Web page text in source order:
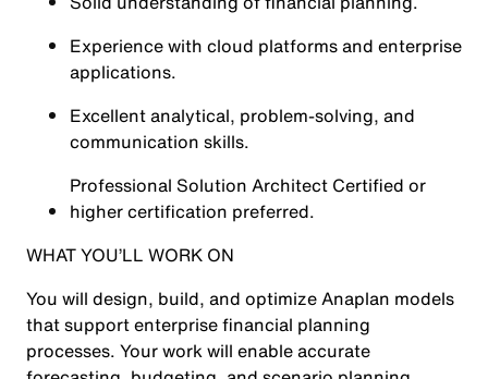
Experience with cloud platforms and enterprise
applications.
Excellent analytical, problem-solving, and
communication skills.
Professional Solution Architect Certified or
higher certification preferred.
WHAT YOU’LL WORK ON
You will design, build, and optimize Anaplan models
that support enterprise financial planning
processes. Your work will enable accurate